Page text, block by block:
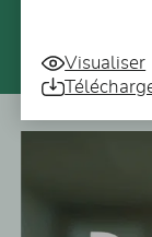
Visualiser